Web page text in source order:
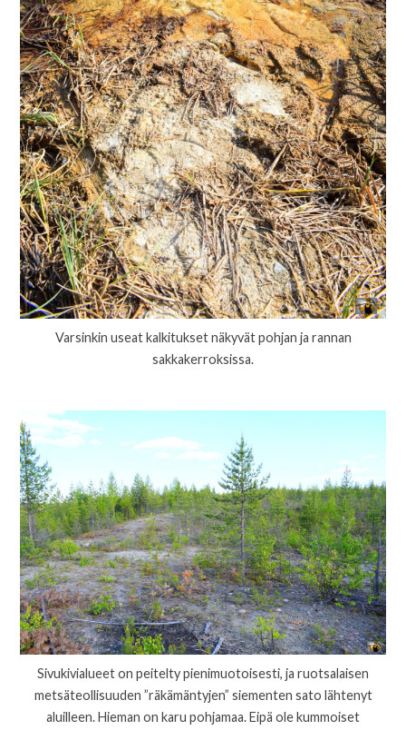
Varsinkin useat kalkitukset näkyvät pohjan ja rannan
sakkakerroksissa.
Sivukivialueet on peitelty pienimuotoisesti, ja ruotsalaisen
metsäteollisuuden ”räkämäntyjen” siementen sato lähtenyt
aluilleen. Hieman on karu pohjamaa. Eipä ole kummoiset